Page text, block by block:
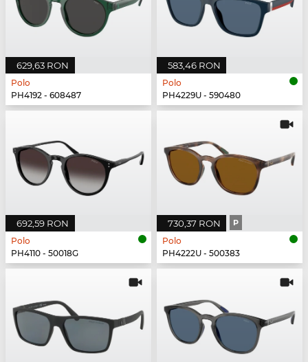
629,63 RON
Polo
PH4192 - 608487
583,46 RON
Polo
PH4229U - 590480
692,59 RON
Polo
PH4110 - 50018G
730,37 RON P
Polo
PH4222U - 500383